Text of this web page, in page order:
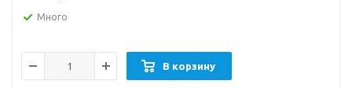
Много
В корзину